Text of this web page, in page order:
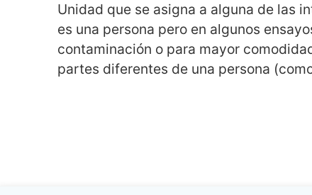
Unidad que se asigna a alguna de las
es una persona pero en algunos
contaminación o para mayor
partes diferentes de una persona